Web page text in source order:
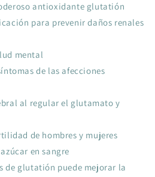
antioxidante glutatión
para prevenir daños renales
mental
de las afecciones
al regular el glutamato y
de hombres y mujeres
en sangre
de glutatión puede mejorar la